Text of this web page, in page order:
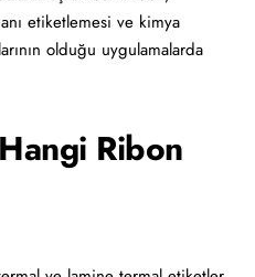
etiketlemesi ve kimya
olduğu uygulamalarda
Ribon